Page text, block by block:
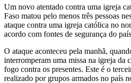
Um novo atentado contra uma igreja
Faso matou pelo menos três pessoas
ataque contra uma igreja católica no
acordo com fontes de segurança do
O ataque aconteceu pela manhã,
interromperam uma missa na igreja da
fogo contra os presentes. Este é o
realizado por grupos armados no país